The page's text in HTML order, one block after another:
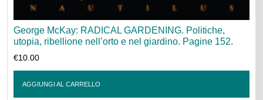
George McKay: RADICAL GARDENING. Politiche,
utopia, ribellione nell’orto e nel giardino. Pagine 152.
€10.00
AGGIUNGI AL CARRELLO